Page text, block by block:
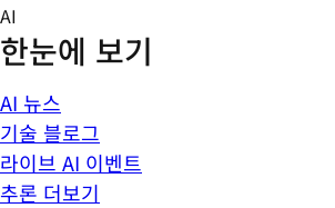
Skip
to
content
AI
한눈에 보기
AI 뉴스
기술 블로그
라이브 AI 이벤트
추론 더보기